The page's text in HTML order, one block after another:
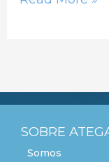
SOBRE
Somos